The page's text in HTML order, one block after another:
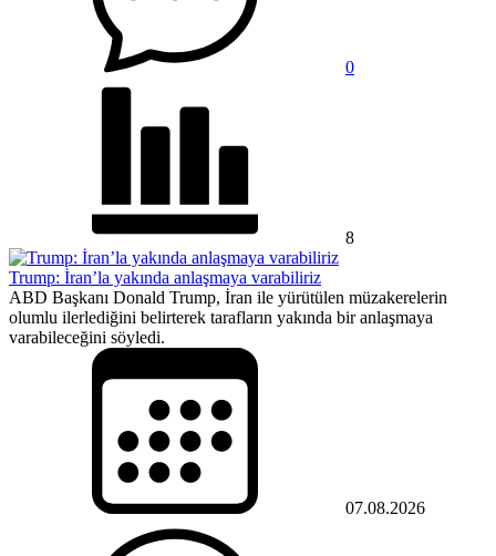
0
8
Trump: İran’la yakında anlaşmaya varabiliriz
ABD Başkanı Donald Trump, İran ile yürütülen müzakerelerin
olumlu ilerlediğini belirterek tarafların yakında bir anlaşmaya
varabileceğini söyledi.
07.08.2026